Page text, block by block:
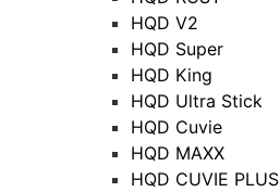
HQD V2
HQD Super
HQD King
HQD Ultra Stick
HQD Cuvie
HQD MAXX
HQD CUVIE PLUS